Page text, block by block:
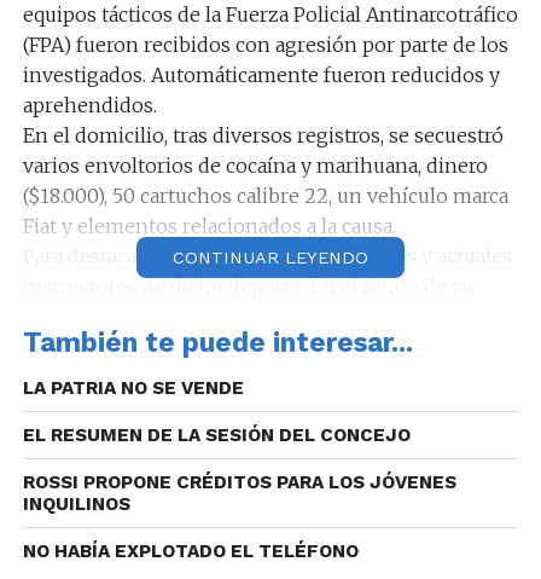
equipos tácticos de la Fuerza Policial Antinarcotráfico
(FPA) fueron recibidos con agresión por parte de los
investigados. Automáticamente fueron reducidos y
aprehendidos.
En el domicilio, tras diversos registros, se secuestró
varios envoltorios de cocaína y marihuana, dinero
($18.000), 50 cartuchos calibre 22, un vehículo marca
Fiat y elementos relacionados a la causa.
Para destacar, la pareja eran ex boxeadores y actuales
instructores de dicho deporte. En el fondo de su
momento del allanamiento se encontraban alumnos
ejercitando.
Por último, los aprehendidos vendían sus
estupefacientes a consumidores de Santa Rosa de
Río Primero y de localidades aledañas.
Intervino la Fiscalía de Lucha contra el Narcotráfico
de segundo turno a cargo de la Fiscal Dra. María
Eugenia Jauregui, quien dispuso el traslado de los
CONTINUAR LEYENDO
También te puede interesar...
LA PATRIA NO SE VENDE
EL RESUMEN DE LA SESIÓN DEL CONCEJO
ROSSI PROPONE CRÉDITOS PARA LOS JÓVENES
INQUILINOS
NO HABÍA EXPLOTADO EL TELÉFONO